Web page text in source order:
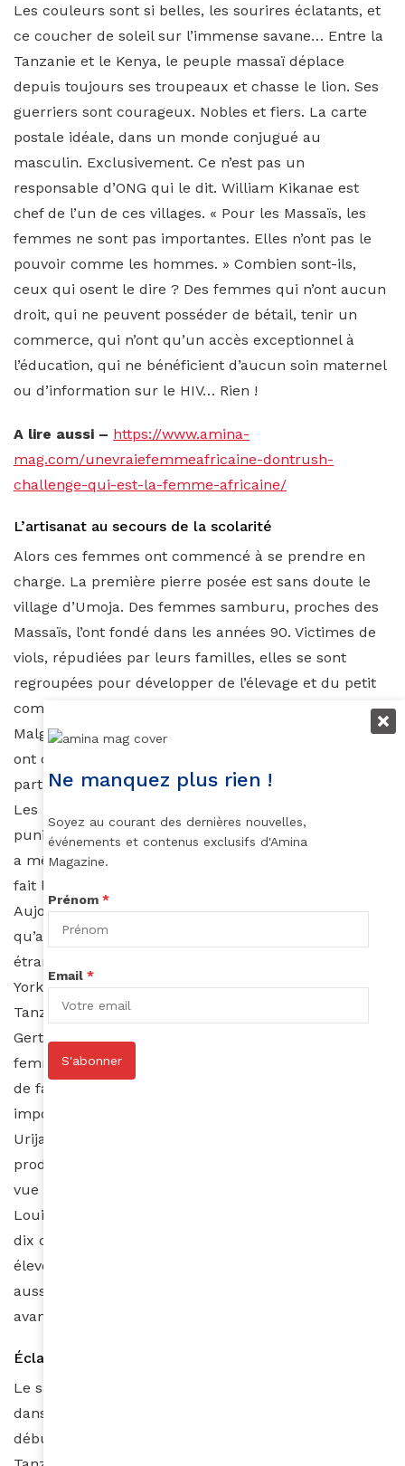
Les couleurs sont si belles, les sourires éclatants, et
ce coucher de soleil sur l’immense savane… Entre la
Tanzanie et le Kenya, le peuple massaï déplace
depuis toujours ses troupeaux et chasse le lion. Ses
guerriers sont courageux. Nobles et fiers. La carte
postale idéale, dans un monde conjugué au
masculin. Exclusivement. Ce n’est pas un
responsable d’ONG qui le dit. William Kikanae est
chef de l’un de ces villages. « Pour les Massaïs, les
femmes ne sont pas importantes. Elles n’ont pas le
pouvoir comme les hommes. » Combien sont-ils,
ceux qui osent le dire ? Des femmes qui n’ont aucun
droit, qui ne peuvent posséder de bétail, tenir un
commerce, qui n’ont qu’un accès exceptionnel à
l’éducation, qui ne bénéficient d’aucun soin maternel
ou d’information sur le HIV… Rien !
A lire aussi – https://www.amina-
mag.com/unevraiefemmeafricaine-dontrush-
challenge-qui-est-la-femme-africaine/
L’artisanat au secours de la scolarité
Alors ces femmes ont commencé à se prendre en
charge. La première pierre posée est sans doute le
village d’Umoja. Des femmes samburu, proches des
Massaïs, l’ont fondé dans les années 90. Victimes de
viols, répudiées par leurs familles, elles se sont
regroupées pour développer de l’élevage et du petit
commerce. En swahili, « umoja » signifie « l’unité ».
Malgré la sécheresse, la perte des troupeaux, elles
ont continué de fonctionner sur un modèle
participatif, toutes les décisions prises en commun.
Les hommes n’apprécient pas. Des expéditions
punitives sont régulièrement conduites. Une femme
a même été tuée et la matriarche, Samaria Lolosoli,
fait l’objet de fréquentes menaces de mort.
Aujourd’hui, le village est plus connu à l’étranger
qu’au Kenya. Et si justement, c’étaient les marchés
étrangers qui pouvaient offrir des issues ? Entre New
York et un village du Samburu ou du nord de la
Tanzanie, des passerelles se créent. Depuis 2009,
Gertrude Nalianya coordonne un atelier de vingt
femmes, à Kitale. Elle est couturière et son idée était
de fabriquer les couvertures shuka… au lieu de les
importer de Chine. « Ce projet communautaire,
Urijani Mwema (UMAC), permet de stimuler la
production locale. La couverture Massaï a ainsi été
vue lors de défilés internationaux », explique-t-elle.
Louis Vuitton l’a ainsi intégré à ses collections. « Les
dix couvertures que je fabrique par jour m’aident à
élever mes enfants, de payer les frais de scolarité, et
aussi d’acheter les médicaments. C’était impossible
avant. » témoigne Sara.
Éclairage maximal et valorisation planétaire
Le savoir-faire, celui même qui retenait les femmes
dans le village… et qui leur ouvre aujourd’hui un
début de modernité. Au pied du Kilimandjaro, côté
Ne manquez plus rien !
Soyez au courant des dernières nouvelles,
événements et contenus exclusifs d'Amina
Magazine.
Prénom *
Email *
S'abonner